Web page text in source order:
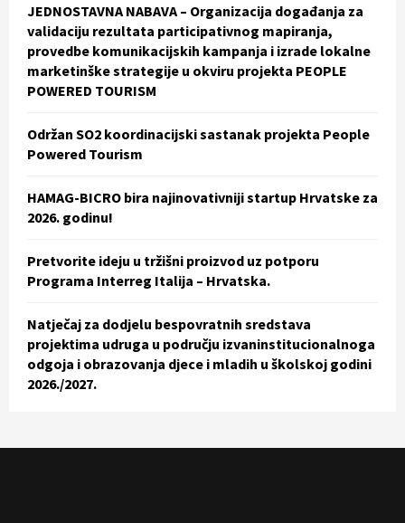
r
:
R
C
JEDNOSTAVNA NABAVA – Organizacija događanja za
validaciju rezultata participativnog mapiranja,
provedbe komunikacijskih kampanja i izrade lokalne
marketinške strategije u okviru projekta PEOPLE
POWERED TOURISM
Održan SO2 koordinacijski sastanak projekta People
Powered Tourism
HAMAG-BICRO bira najinovativniji startup Hrvatske za
2026. godinu!
Pretvorite ideju u tržišni proizvod uz potporu
Programa Interreg Italija – Hrvatska.
Natječaj za dodjelu bespovratnih sredstava
projektima udruga u području izvaninstitucionalnoga
odgoja i obrazovanja djece i mladih u školskoj godini
2026./2027.